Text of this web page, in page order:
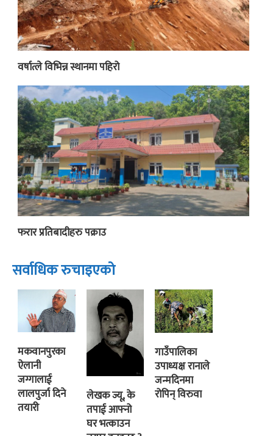
वर्षात्ले विभिन्न स्थानमा पहिरो
फरार प्रतिबादीहरु पक्राउ
सर्वाधिक रुचाइएको
मकवानपुरका
ऐलानी
जग्गालाई
लालपुर्जा दिने
तयारी
लेखक ज्यू, के
तपाई आफ्नो
घर भत्काउन
गाउँपालिका
उपाध्यक्ष रानाले
जन्मदिनमा
रोपिन् विरुवा